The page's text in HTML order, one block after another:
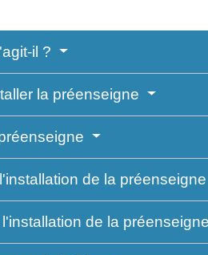
il ?
la préenseigne
de la préenseigne
de la préenseigne